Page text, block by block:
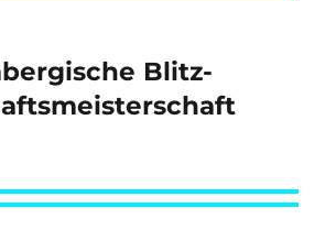
Blitz-